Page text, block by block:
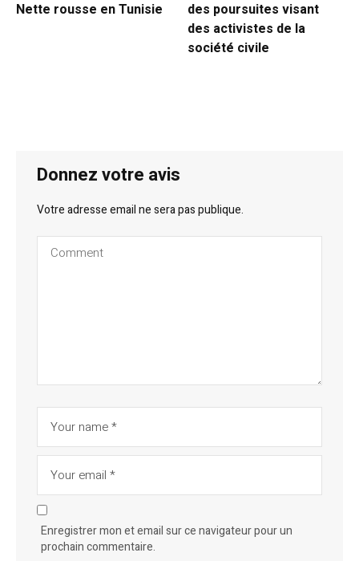
Nette rousse en Tunisie
des poursuites visant
des activistes de la
société civile
Donnez votre avis
Votre adresse email ne sera pas publique.
Enregistrer mon et email sur ce navigateur pour un
prochain commentaire.